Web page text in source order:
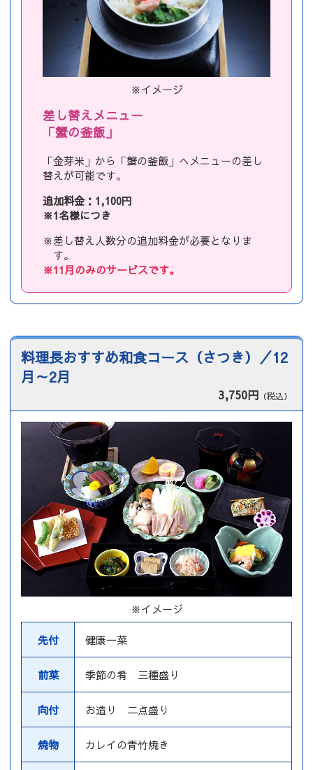
※イメージ
差し替えメニュー
「蟹の釜飯」
「金芽米」から「蟹の釜飯」へメニューの差し
替えが可能です。
追加料金：1,100円
※1名様につき
※差し替え人数分の追加料金が必要となりま
す。
※11月のみのサービスです。
料理長おすすめ和食コース（さつき）／12
月～2月
3,750円 （税込）
※イメージ
先付 健康一菜
前菜 季節の肴 三種盛り
向付 お造り 二点盛り
焼物 カレイの青竹焼き